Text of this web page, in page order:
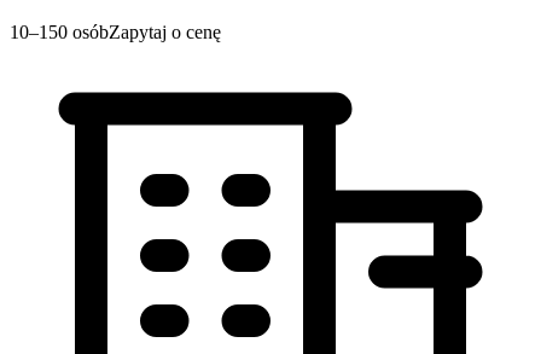
10–150 osóbZapytaj o cenę